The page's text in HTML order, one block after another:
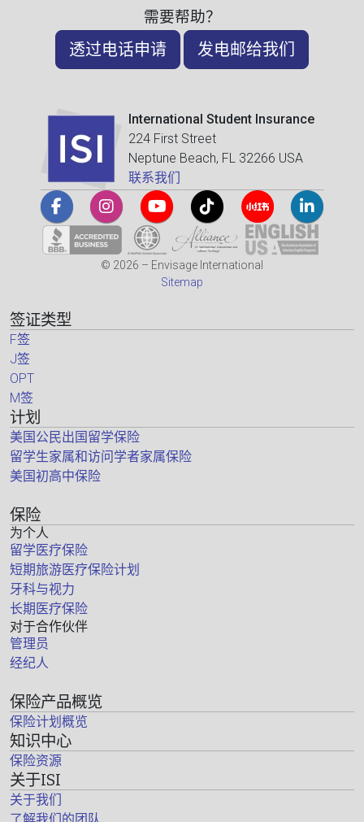
需要帮助？
透过电话申请 发电邮给我们
International Student Insurance
224 First Street
Neptune Beach, FL 32266 USA
联系我们
© 2026 – Envisage International
Sitemap
签证类型
F签
J签
OPT
M签
计划
美国公民出国留学保险
留学生家属和访问学者家属保险
美国初高中保险
保险
为个人
留学医疗保险
短期旅游医疗保险计划
牙科与视力
长期医疗保险
对于合作伙伴
管理员
经纪人
保险产品概览
保险计划概览
知识中心
保险资源
关于ISI
关于我们